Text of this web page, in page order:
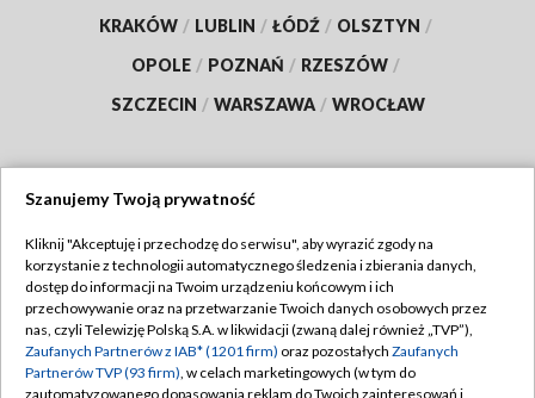
KRAKÓW / LUBLIN / ŁÓDŹ / OLSZTYN /
OPOLE / POZNAŃ / RZESZÓW /
SZCZECIN / WARSZAWA / WROCŁAW
TVP
Abonament TVP
Emisja w TVP
Centrum informacji TVP
Regulamin TVP
Polityka prywatności
Moje zgody
Szanujemy Twoją prywatność
Kliknij "Akceptuję i przechodzę do serwisu", aby wyrazić zgody na
korzystanie z technologii automatycznego śledzenia i zbierania danych,
dostęp do informacji na Twoim urządzeniu końcowym i ich
przechowywanie oraz na przetwarzanie Twoich danych osobowych przez
nas, czyli Telewizję Polską S.A. w likwidacji (zwaną dalej również „TVP”),
Zaufanych Partnerów z IAB* (1201 firm) oraz pozostałych Zaufanych
Partnerów TVP (93 firm), w celach marketingowych (w tym do
zautomatyzowanego dopasowania reklam do Twoich zainteresowań i